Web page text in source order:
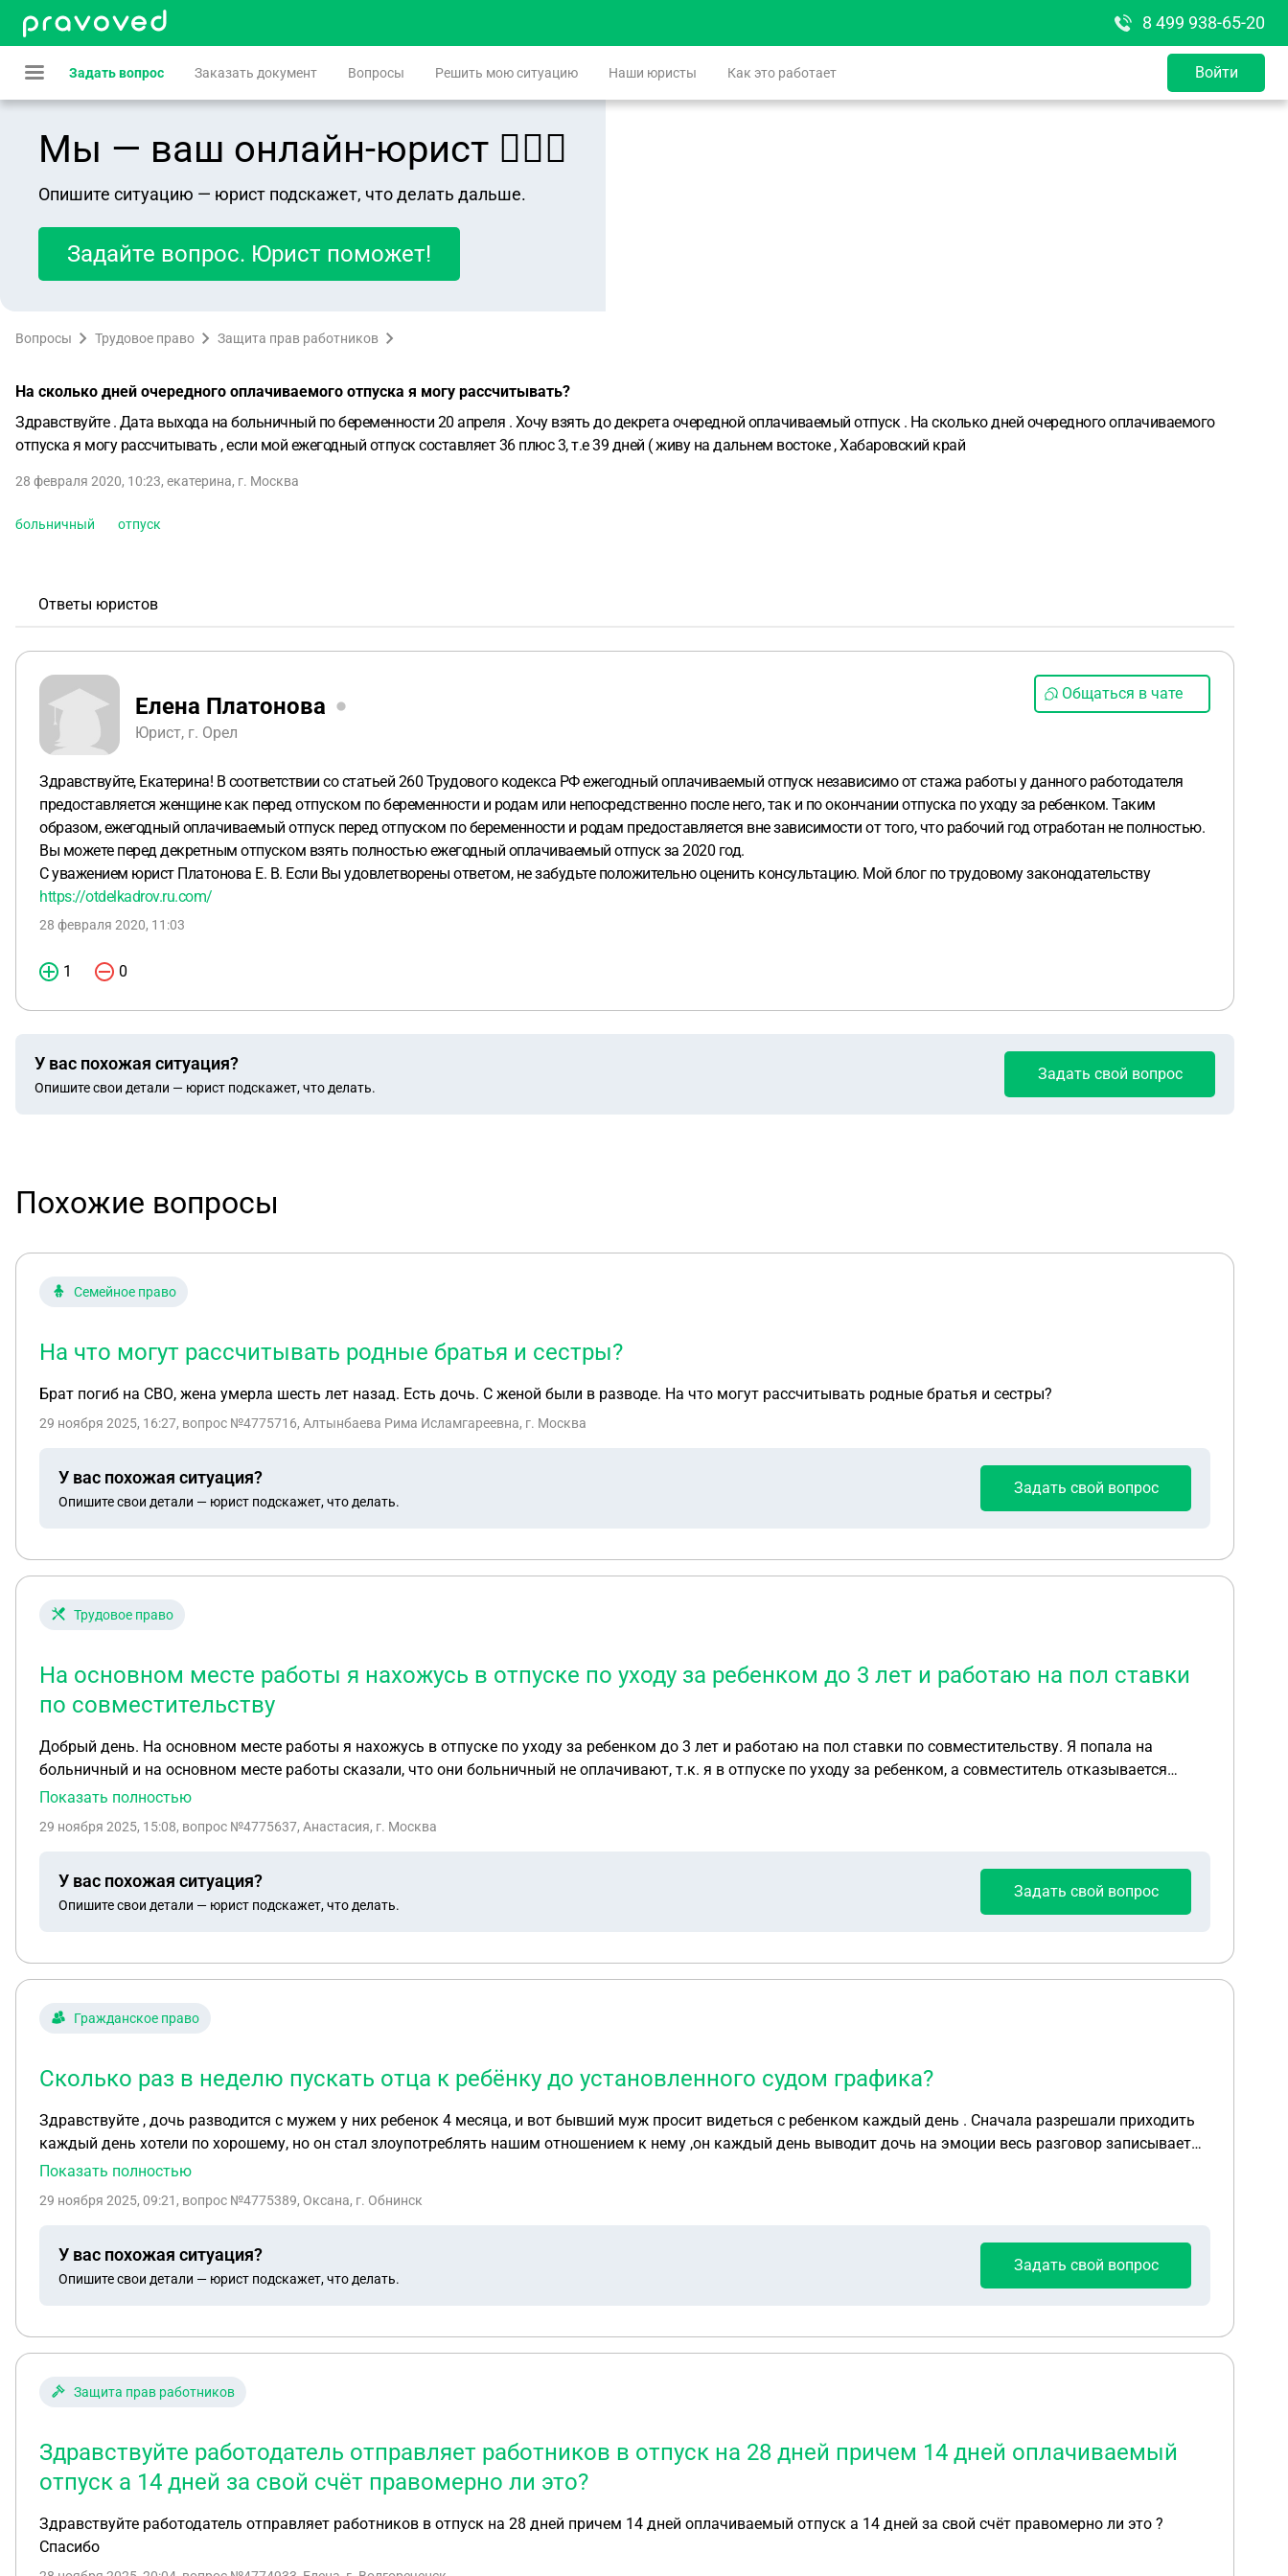
8 499 938-65-20
Задать вопрос Заказать документ Вопросы Решить мою ситуацию Наши юристы Как это работает Войти
Мы — ваш онлайн-юрист 👨🏻‍⚖️
Опишите ситуацию — юрист подскажет, что делать дальше.
Задайте вопрос. Юрист поможет!
Вопросы Трудовое право Защита прав работников
На сколько дней очередного оплачиваемого отпуска я могу рассчитывать?
Здравствуйте . Дата выхода на больничный по беременности 20 апреля . Хочу взять до декрета очередной оплачиваемый отпуск . На сколько дней очередного оплачиваемого
отпуска я могу рассчитывать , если мой ежегодный отпуск составляет 36 плюс 3, т.е 39 дней ( живу на дальнем востоке , Хабаровский край
28 февраля 2020, 10:23, екатерина, г. Москва
больничный отпуск
Ответы юристов
Елена Платонова
Юрист, г. Орел
Общаться в чате
Здравствуйте, Екатерина! В соответствии со статьей 260 Трудового кодекса РФ ежегодный оплачиваемый отпуск независимо от стажа работы у данного работодателя
предоставляется женщине как перед отпуском по беременности и родам или непосредственно после него, так и по окончании отпуска по уходу за ребенком. Таким
образом, ежегодный оплачиваемый отпуск перед отпуском по беременности и родам предоставляется вне зависимости от того, что рабочий год отработан не полностью.
Вы можете перед декретным отпуском взять полностью ежегодный оплачиваемый отпуск за 2020 год.
С уважением юрист Платонова Е. В. Если Вы удовлетворены ответом, не забудьте положительно оценить консультацию. Мой блог по трудовому законодательству
https://otdelkadrov.ru.com/
28 февраля 2020, 11:03
1 0
У вас похожая ситуация?
Опишите свои детали — юрист подскажет, что делать.
Задать свой вопрос
Похожие вопросы
Семейное право
На что могут рассчитывать родные братья и сестры?
Брат погиб на СВО, жена умерла шесть лет назад. Есть дочь. С женой были в разводе. На что могут рассчитывать родные братья и сестры?
29 ноября 2025, 16:27, вопрос №4775716, Алтынбаева Рима Исламгареевна, г. Москва
У вас похожая ситуация?
Опишите свои детали — юрист подскажет, что делать.
Задать свой вопрос
Трудовое право
На основном месте работы я нахожусь в отпуске по уходу за ребенком до 3 лет и работаю на пол ставки
по совместительству
Добрый день. На основном месте работы я нахожусь в отпуске по уходу за ребенком до 3 лет и работаю на пол ставки по совместительству. Я попала на
больничный и на основном месте работы сказали, что они больничный не оплачивают, т.к. я в отпуске по уходу за ребенком, а совместитель отказывается
оплачивать больничный, как мне быть в этой ситуации? Кто оплачивает больничный?
Показать полностью
29 ноября 2025, 15:08, вопрос №4775637, Анастасия, г. Москва
У вас похожая ситуация?
Опишите свои детали — юрист подскажет, что делать.
Задать свой вопрос
Гражданское право
Сколько раз в неделю пускать отца к ребёнку до установленного судом графика?
Здравствуйте , дочь разводится с мужем у них ребенок 4 месяца, и вот бывший муж просит видеться с ребенком каждый день . Сначала разрешали приходить
каждый день хотели по хорошему, но он стал злоупотреблять нашим отношением к нему ,он каждый день выводит дочь на эмоции весь разговор записывает
на диктофон. Дочь живёт в моей квартире, он стал указывать время когда он будет приходить к сыну не спрашивая удобно нам или нет , сразу угрожает что мы
домой что посидел час и хватит он мне отвечает что я прихожу не к вам а к своему сыну. Пожалуйста ответьте сколько раз в неделю я могу его пускать, пока
Показать полностью
29 ноября 2025, 09:21 , вопрос №4775389, Оксана, г. Обнинск
У вас похожая ситуация?
Опишите свои детали — юрист подскажет, что делать.
Задать свой вопрос
Защита прав работников
Здравствуйте работодатель отправляет работников в отпуск на 28 дней причем 14 дней оплачиваемый
отпуск а 14 дней за свой счёт правомерно ли это?
Здравствуйте работодатель отправляет работников в отпуск на 28 дней причем 14 дней оплачиваемый отпуск а 14 дней за свой счёт правомерно ли это ?
Спасибо